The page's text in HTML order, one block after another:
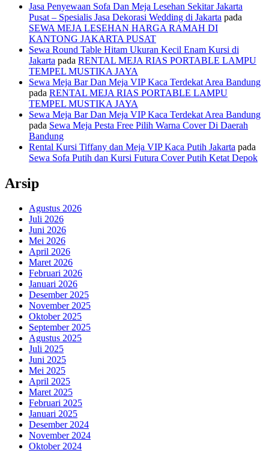
Jasa Penyewaan Sofa Dan Meja Lesehan Sekitar Jakarta
Pusat – Spesialis Jasa Dekorasi Wedding di Jakarta pada
SEWA MEJA LESEHAN HARGA RAMAH DI
KANTONG JAKARTA PUSAT
Sewa Round Table Hitam Ukuran Kecil Enam Kursi di
Jakarta pada RENTAL MEJA RIAS PORTABLE LAMPU
TEMPEL MUSTIKA JAYA
Sewa Meja Bar Dan Meja VIP Kaca Terdekat Area Bandung
pada RENTAL MEJA RIAS PORTABLE LAMPU
TEMPEL MUSTIKA JAYA
Sewa Meja Bar Dan Meja VIP Kaca Terdekat Area Bandung
pada Sewa Meja Pesta Free Pilih Warna Cover Di Daerah
Bandung
Rental Kursi Tiffany dan Meja VIP Kaca Putih Jakarta pada
Sewa Sofa Putih dan Kursi Futura Cover Putih Ketat Depok
Arsip
Agustus 2026
Juli 2026
Juni 2026
Mei 2026
April 2026
Maret 2026
Februari 2026
Januari 2026
Desember 2025
November 2025
Oktober 2025
September 2025
Agustus 2025
Juli 2025
Juni 2025
Mei 2025
April 2025
Maret 2025
Februari 2025
Januari 2025
Desember 2024
November 2024
Oktober 2024